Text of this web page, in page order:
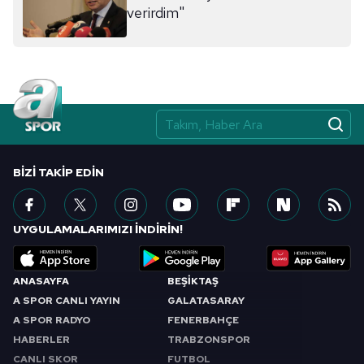
sınırlı olarak açık rızanız dahilinde kullanılacaktır.
için Ayarlar butonuna tıklayabilir,
Metnimiziziyaret edebilirsiniz.
6698 sayılı Kişisel Verilerin Korunması Kanunu uyarınca
hazırlanmış Aydınlatma Metnimizi okumak ve sitemizde
almak için lütfen
tıklayınız .
verirdim"
ANASAYFA
A SPOR CANLI YAYIN
A SPOR RADYO
HABERLER
CANLI SKOR
BEŞİKTAŞ
GALATASARAY
FENERBAHÇE
TRABZONSPOR
FUTBOL
BIZI TAKIP EDIN
UYGULAMALARIMIZI İNDİRİN!